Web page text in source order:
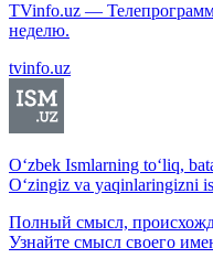
TVinfo.uz —
неделю.
tvinfo.uz
O‘zbek Ismlarning to‘liq,
O‘zingiz va yaqinlaringizni
Полный смысл,
Узнайте смысл своего